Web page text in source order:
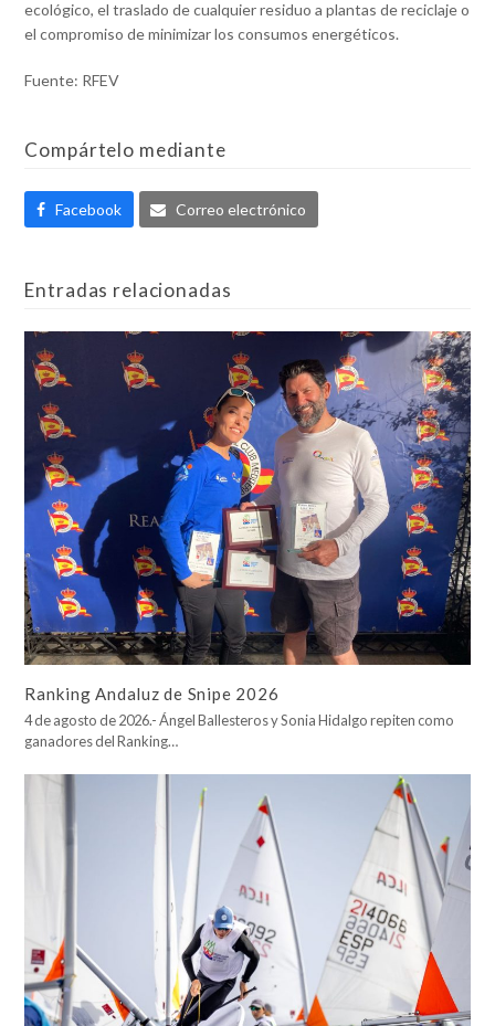
ecológico, el traslado de cualquier residuo a plantas de reciclaje o
el compromiso de minimizar los consumos energéticos.
Fuente: RFEV
Compártelo mediante
Facebook Correo electrónico
Entradas relacionadas
Ranking Andaluz de Snipe 2026
4 de agosto de 2026.- Ángel Ballesteros y Sonia Hidalgo repiten como
ganadores del Ranking…